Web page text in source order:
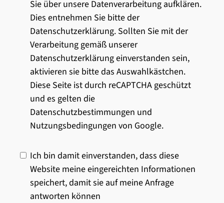
Sie über unsere Datenverarbeitung aufklären.
Dies entnehmen Sie bitte der
Datenschutzerklärung. Sollten Sie mit der
Verarbeitung gemäß unserer
Datenschutzerklärung einverstanden sein,
aktivieren sie bitte das Auswahlkästchen.
Diese Seite ist durch reCAPTCHA geschützt
und es gelten die
Datenschutzbestimmungen und
Nutzungsbedingungen von Google.
Ich bin damit einverstanden, dass diese
Website meine eingereichten Informationen
speichert, damit sie auf meine Anfrage
antworten können